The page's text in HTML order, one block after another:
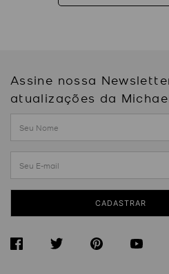
Assine nossa
atualizações da
CADASTRAR